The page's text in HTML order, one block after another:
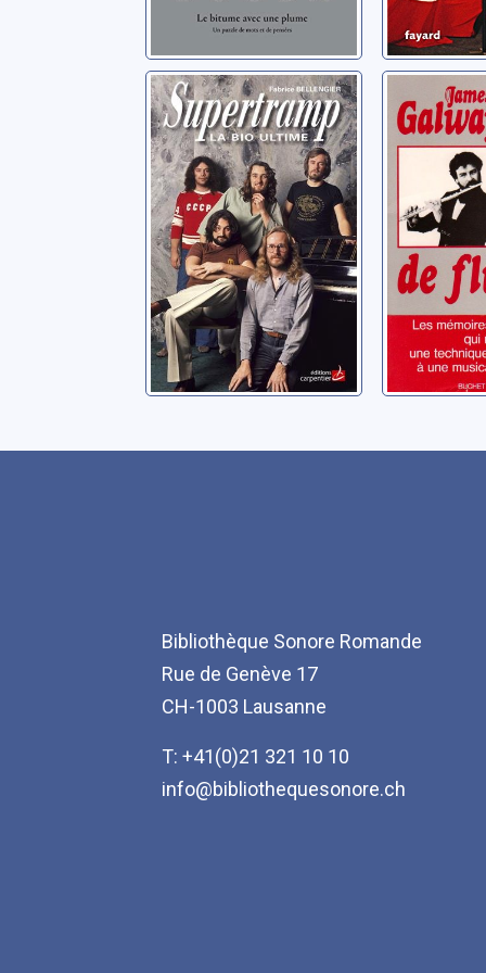
Supertramp: la
bio ultime
Bellengier, Fabrice
Ma vie
Galway,
Bibliothèque Sonore Romande
Rue de Genève 17
CH-1003 Lausanne
T: +41(0)21 321 10 10
info@bibliothequesonore.ch